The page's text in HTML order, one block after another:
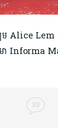
Lem នា
មា Informa